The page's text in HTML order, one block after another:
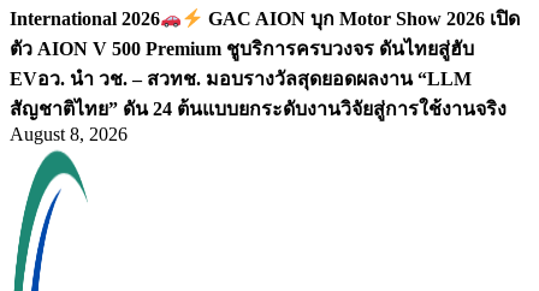
International 2026
GAC AION บุก Motor Show 2026 เปิด
ตัว AION V 500 Premium ชูบริการครบวงจร ดันไทยสู่ฮับ
EVอว. นำ วช. – สวทช. มอบรางวัลสุดยอดผลงาน “LLM
สัญชาติไทย” ดัน 24 ต้นแบบยกระดับงานวิจัยสู่การใช้งานจริง
August 8, 2026